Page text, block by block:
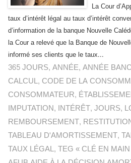
La Cour
taux d’intérêt légal au taux d’intérêt
d’information de la banque Nouvelle
la Cour a relevé que la Banque de
informé ses clients que le taux...
365 JOURS,ANNÉE,ANNÉE
CALCUL, CODE DE LA
CONSOMMATEUR,
IMPUTATION, INTÉRÊT,JOURS,
REMBOURSEMENT,
TABLEAU D'AMORTISSEMENT,
TAUX LÉGAL,TEG « CLÉ EN